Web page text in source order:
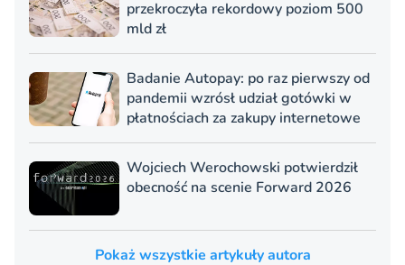
przekroczyła rekordowy poziom 500
mld zł
Badanie Autopay: po raz pierwszy od
pandemii wzrósł udział gotówki w
płatnościach za zakupy internetowe
Wojciech Werochowski potwierdził
obecność na scenie Forward 2026
Pokaż wszystkie artykuły autora